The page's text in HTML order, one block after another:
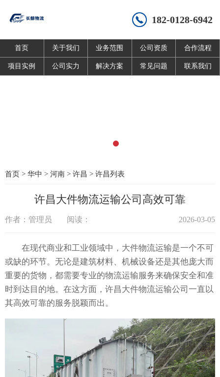
182-0128-6942
首页 关于我们 业务范围 公司资质 合作流程
项目实例 公司实力 解决方案 常见问题 联系我们
首页 > 华中 > 河南 > 许昌 > 许昌列表
许昌大件物流运输公司高效可靠
作者：管理员 阅读： 2026-03-05
在现代商业和工业领域中，大件物流运输是一个不可
或缺的环节。无论是建筑材料、机械设备还是其他庞大而
重要的货物，都需要专业的物流运输服务来确保安全和准
时到达目的地。在这方面，许昌大件物流运输公司一直以
其高效可靠的服务脱颖而出。